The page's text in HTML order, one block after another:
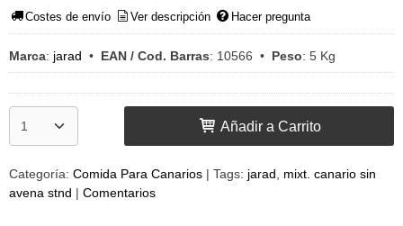
Costes de envío Ver descripción Hacer pregunta
Marca: jarad • EAN / Cod. Barras: 10566 • Peso: 5 Kg
Añadir a Carrito
Categoría: Comida Para Canarios | Tags: jarad
mixt. canario sin
avena stnd | Comentarios